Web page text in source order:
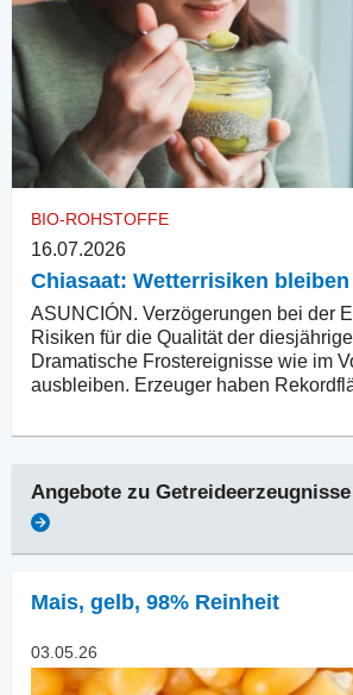
BIO-ROHSTOFFE
16.07.2026
Chiasaat: Wetterrisiken
ASUNCIÓN. Verzögerungen bei der
Risiken für die Qualität der
Dramatische Frostereignisse wie im
ausbleiben. Erzeuger haben
Angebote zu
Mais, gelb, 98% Reinheit
03.05.26